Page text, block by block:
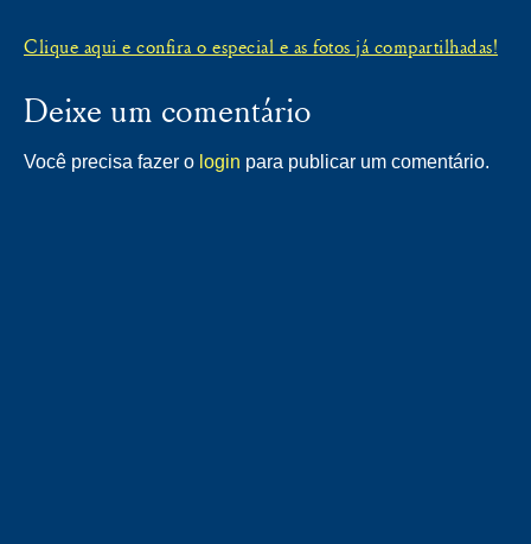
Clique aqui e confira o especial e as fotos já compartilhadas!
Deixe um comentário
Você precisa fazer o login para publicar um comentário.